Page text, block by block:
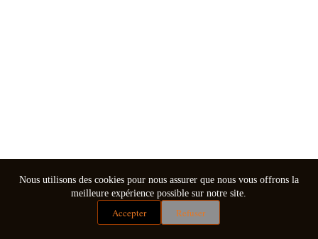
Nous utilisons des cookies pour nous assurer que nous vous offrons la
meilleure expérience possible sur notre site.
Accepter Refuser
Mentions légales
Conditions générales de vente